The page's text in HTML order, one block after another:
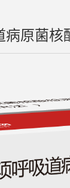
病原菌核